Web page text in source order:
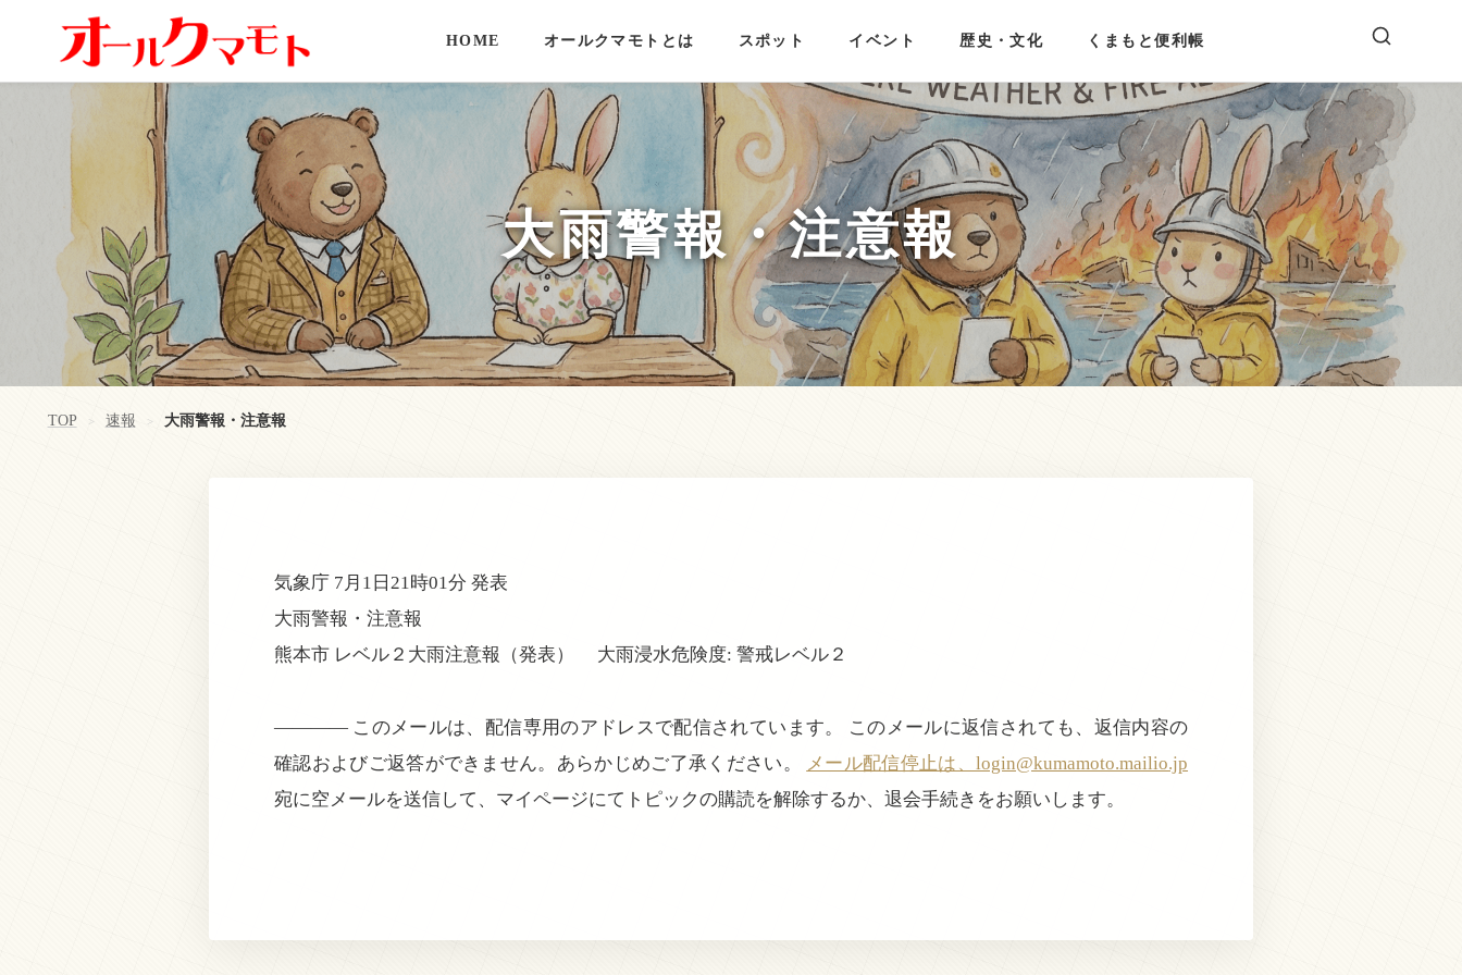
HOME オールクマモトとは スポット イベント 歴史・文化 くまもと便利帳
大雨警報・注意報
TOP > 速報 > 大雨警報・注意報
気象庁 7月1日21時01分 発表
大雨警報・注意報
熊本市 レベル２大雨注意報（発表） 大雨浸水危険度: 警戒レベル２
———— このメールは、配信専用のアドレスで配信されています。 このメールに返信されても、返信内容の
確認およびご返答ができません。あらかじめご了承ください。 メール配信停止は、login@kumamoto.mailio.jp
宛に空メールを送信して、マイページにてトピックの購読を解除するか、退会手続きをお願いします。